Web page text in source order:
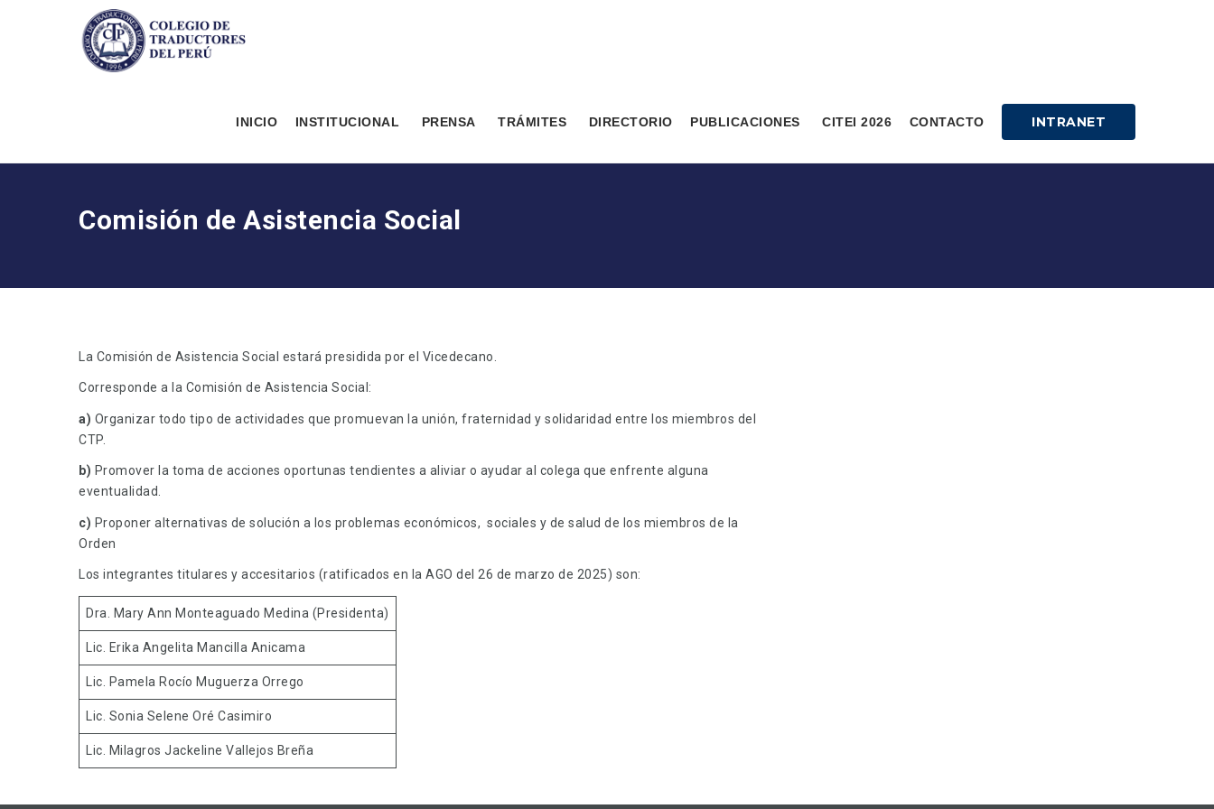
INICIO INSTITUCIONAL PRENSA TRÁMITES DIRECTORIO PUBLICACIONES CITEI 2026 CONTACTO INTRANET
Comisión de Asistencia Social
La Comisión de Asistencia Social estará presidida por el Vicedecano.
Corresponde a la Comisión de Asistencia Social:
a) Organizar todo tipo de actividades que promuevan la unión, fraternidad y solidaridad entre los miembros del
CTP.
b) Promover la toma de acciones oportunas tendientes a aliviar o ayudar al colega que enfrente alguna
eventualidad.
c) Proponer alternativas de solución a los problemas económicos, sociales y de salud de los miembros de la
Orden
Los integrantes titulares y accesitarios (ratificados en la AGO del 26 de marzo de 2025) son:
Dra. Mary Ann Monteaguado Medina (Presidenta)
Lic. Erika Angelita Mancilla Anicama
Lic. Pamela Rocío Muguerza Orrego
Lic. Sonia Selene Oré Casimiro
Lic. Milagros Jackeline Vallejos Breña